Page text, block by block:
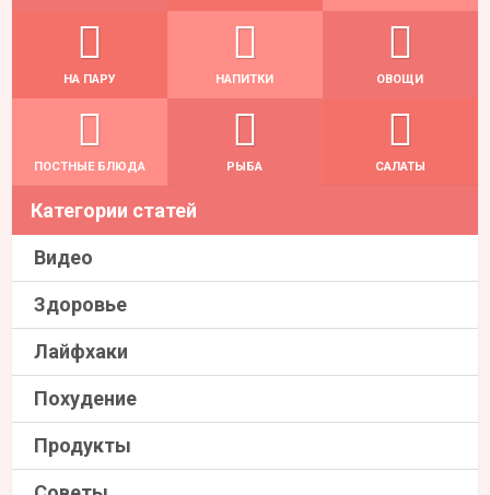
НА ПАРУ НАПИТКИ ОВОЩИ
ПОСТНЫЕ БЛЮДА РЫБА САЛАТЫ
Категории статей
Видео
Здоровье
Лайфхаки
Похудение
Продукты